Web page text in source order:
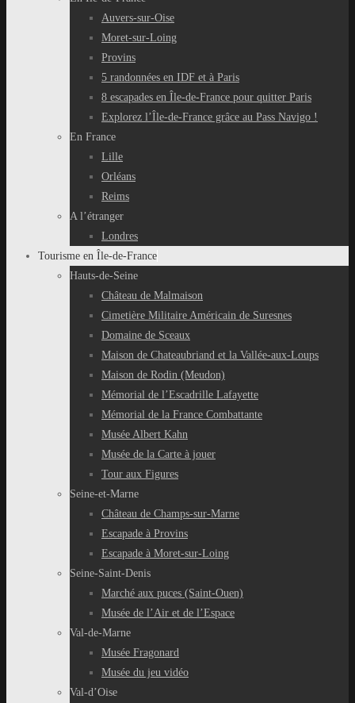
Auvers-sur-Oise
Moret-sur-Loing
Provins
5 randonnées en IDF et à Paris
8 escapades en Île-de-France pour quitter Paris
Explorez l’Île-de-France grâce au Pass Navigo !
En France
Lille
Orléans
Reims
A l’étranger
Londres
Tourisme en Île-de-France
Hauts-de-Seine
Château de Malmaison
Cimetière Militaire Américain de Suresnes
Domaine de Sceaux
Maison de Chateaubriand et la Vallée-aux-Loups
Maison de Rodin (Meudon)
Mémorial de l’Escadrille Lafayette
Mémorial de la France Combattante
Musée Albert Kahn
Musée de la Carte à jouer
Tour aux Figures
Seine-et-Marne
Château de Champs-sur-Marne
Escapade à Provins
Escapade à Moret-sur-Loing
Seine-Saint-Denis
Marché aux puces (Saint-Ouen)
Musée de l’Air et de l’Espace
Val-de-Marne
Musée Fragonard
Musée du jeu vidéo
Val-d’Oise